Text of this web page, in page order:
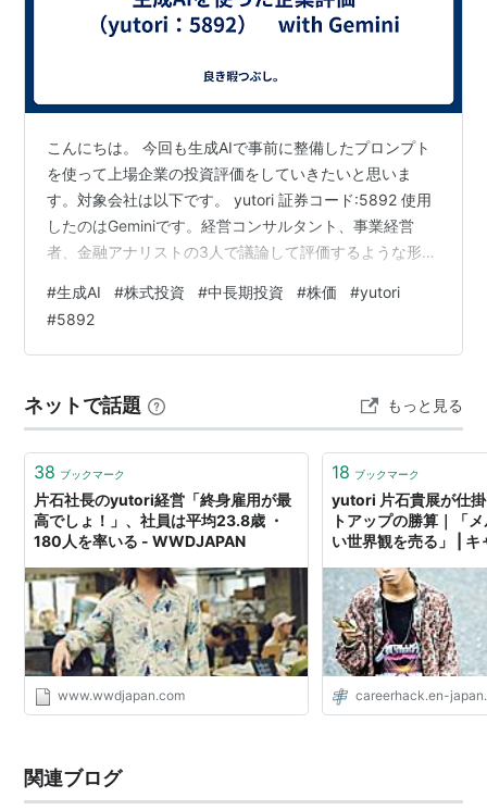
こんにちは。 今回も生成AIで事前に整備したプロンプト
を使って上場企業の投資評価をしていきたいと思いま
す。対象会社は以下です。 yutori 証券コード:5892 使用
したのはGeminiです。経営コンサルタント、事業経営
者、金融アナリストの3人で議論して評価するような形に
ますが、こちら読むと、会社のこと、社長のこと、方針
がわかりやすいです。 私自身はほとんどアパレルブラン
ドに興味がないので、良し悪しはわからない。。 それで
(5892) 投資妙味 ★★★☆☆ 78/100点 サマリー：Z…
#生成AI #株式投資 #中長期投資 #株価 #yutori
#5892
ネットで話題 もっと見る
38 ブックマーク
片石社長のyutori経営「終身雇用が最
高でしょ！」、社員は平均23.8歳 ・
180人を率いる - WWDJAPAN
www.wwdjapan.com
18 ブックマーク
yutori 片石貴展が仕
トアップの勝算｜「
い世界観を売る」 | キ
careerhack.en-
関連ブログ